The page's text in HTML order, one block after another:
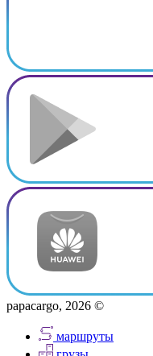
papacargo, 2026 ©
маршруты